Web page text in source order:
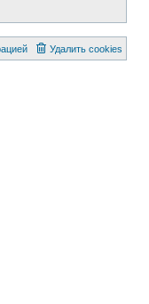
Удалить cookies